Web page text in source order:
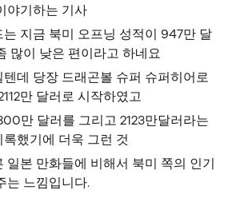
야기하는 기사​
지금 북미 오프닝 성적이 947만 달
많이 낮은 편이라고 하네요
데 당장 드래곤볼 슈퍼 슈퍼히어로
만 달러로 시작하였고
만 달러를 그리고 2123만달러라는
했기에 더욱 그런 것
일본 만화들에 비해서 북미 쪽의 인기
는 느낌입니다.